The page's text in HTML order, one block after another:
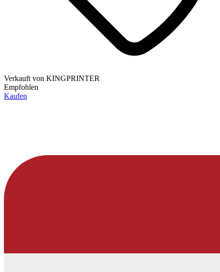
Verkauft von KINGPRINTER
Empfohlen
Kaufen